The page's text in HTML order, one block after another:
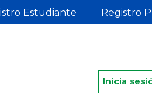
Estudiante Registro
Inicia